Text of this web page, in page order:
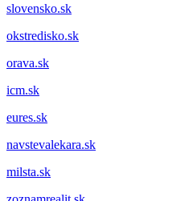
slovensko.sk
okstredisko.sk
orava.sk
icm.sk
eures.sk
navstevalekara.sk
milsta.sk